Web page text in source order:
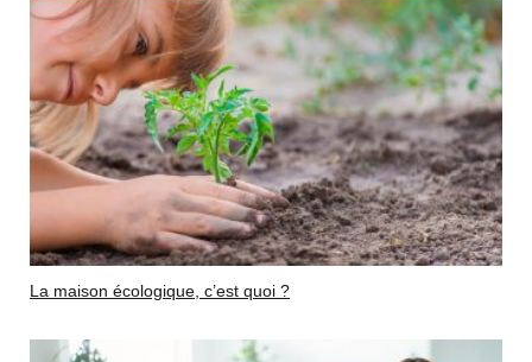
La maison écologique, c’est quoi ?